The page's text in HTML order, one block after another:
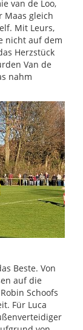
van de Loo,
Maas gleich
Mit Leurs,
nicht auf dem
Herzstück
Van de
nahm
Beste. Von
auf die
Schoofs
Für Luca